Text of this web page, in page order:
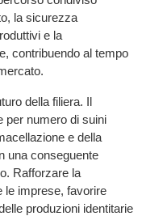
la sicurezza
e la
contribuendo al tempo
della filiera. Il
per numero di suini
e della
una conseguente
Rafforzare la
le imprese, favorire
produzioni identitarie